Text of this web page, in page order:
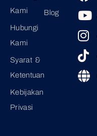
Kami
Hubungi
Kami
Syarat &
Ketentuan
Kebijakan
Privasi
Blog